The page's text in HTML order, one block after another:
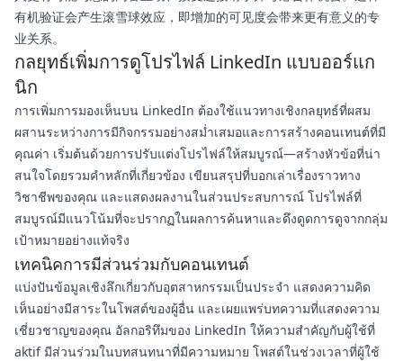
有机验证会产生滚雪球效应，即增加的可见度会带来更有意义的专
业关系。
กลยุทธ์เพิ่มการดูโปรไฟล์ LinkedIn แบบออร์แก
นิก
การเพิ่มการมองเห็นบน LinkedIn ต้องใช้แนวทางเชิงกลยุทธ์ที่ผสม
ผสานระหว่างการมีกิจกรรมอย่างสม่ำเสมอและการสร้างคอนเทนต์ที่มี
คุณค่า เริ่มต้นด้วยการปรับแต่งโปรไฟล์ให้สมบูรณ์—สร้างหัวข้อที่น่า
สนใจโดยรวมคำหลักที่เกี่ยวข้อง เขียนสรุปที่บอกเล่าเรื่องราวทาง
วิชาชีพของคุณ และแสดงผลงานในส่วนประสบการณ์ โปรไฟล์ที่
สมบูรณ์มีแนวโน้มที่จะปรากฏในผลการค้นหาและดึงดูดการดูจากกลุ่ม
เป้าหมายอย่างแท้จริง
เทคนิคการมีส่วนร่วมกับคอนเทนต์
แบ่งปันข้อมูลเชิงลึกเกี่ยวกับอุตสาหกรรมเป็นประจำ แสดงความคิด
เห็นอย่างมีสาระในโพสต์ของผู้อื่น และเผยแพร่บทความที่แสดงความ
เชี่ยวชาญของคุณ อัลกอริทึมของ LinkedIn ให้ความสำคัญกับผู้ใช้ที่
aktif มีส่วนร่วมในบทสนทนาที่มีความหมาย โพสต์ในช่วงเวลาที่ผู้ใช้